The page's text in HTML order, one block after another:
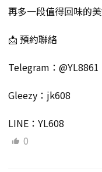
再多一段值得回味的
📩 預約聯絡
Telegram：@YL8861
Gleezy：jk608
LINE：YL608
0